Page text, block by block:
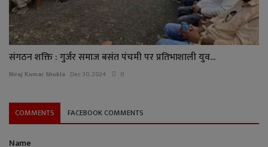
संगठन शक्ति : गुर्जर समाज बसंत पंचमी पर प्रतिभाशाली युव...
Niraj Kumar Shukla Dec 30, 2024 0
COMMENTS FACEBOOK COMMENTS
Name